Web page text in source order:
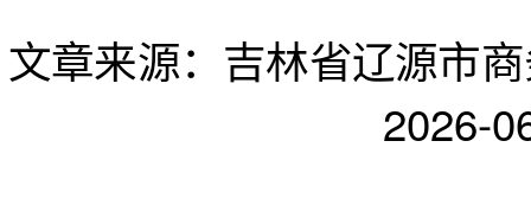
文章来源：吉林省辽源市
2026-